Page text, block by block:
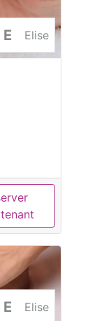
E Elise
E Elise